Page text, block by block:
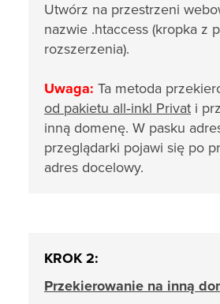
Utwórz na przestrzeni
nazwie .htaccess (kropka z
rozszerzenia).
Uwaga: Ta metoda
od pakietu all‑inkl Privat i
inną domenę. W pasku
przeglądarki pojawi się po
adres docelowy.
KROK 2:
Przekierowanie na inną